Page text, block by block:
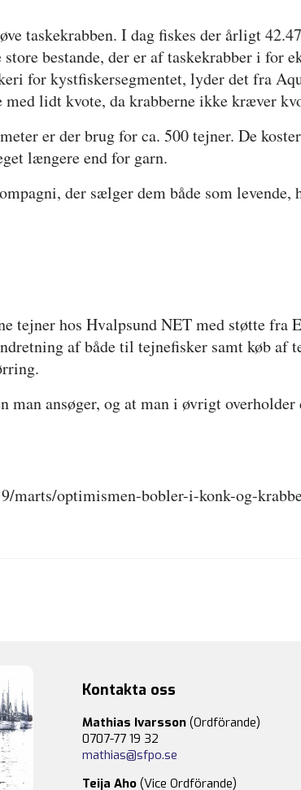
taskekrabben. I dag fiskes der årligt
bestande, der er af taskekrabber i for
for kystfiskersegmentet, lyder det fra
lidt kvote, da krabberne ikke kræver
er der brug for ca. 500 tejner. De
længere end for garn.
der sælger dem både som levende,
tejner hos Hvalpsund NET med støtte fra
af både til tejnefisker samt køb af
ansøger, og at man i øvrigt
marts/optimismen-bobler-i-konk-og-
Kontakta oss
Mathias Ivarsson (Ordförande)
0707-77 19 32
mathias@sfpo.se
Teija Aho (Vice Ordförande)